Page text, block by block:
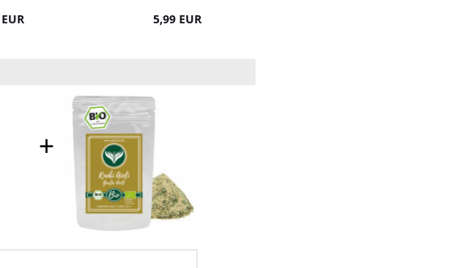
5,99 EUR
+